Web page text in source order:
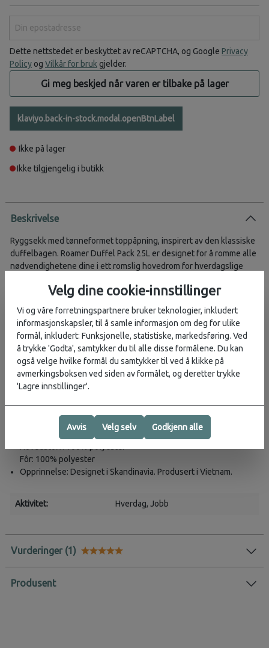
Dette nettstedet er beskyttet av reCAPTCHA, og Google Privacy
Policy og Vilkår for bruk gjelder.
Gi meg beskjed når varen er tilbake på lager
klaviyo.back-in-stock.modal.openBtnLabel
Ikke på lager
Ikke tilgjengelig i butikk
Beskrivelse
Ryggsekk med tønneformet toppåpning, inspirert av den klassiske
duffelbagen. Roamer Duffel Pack 25L er designet for å romme alle
nødvendighetene dine i ett romslig hovedrom for hverdagslige
Tønnekonstruksjon med toppåpning
Kompakt og lett for daglig bruk
Stor intern nettinglomme i lokket
Kompatibel med Hook-Up System™
Ergonomiske skulder- og bryststropper
Spesifikasjoner
Dimensjoner: 11 x 23 x 42 cm (H x B x D)
Fôr: 100% polyester
Opprinnelse: Designet i Skandinavia. Produsert i Vietnam.
Aktivitet: Hverdag, Jobb
Vurderinger
Produsent
Velg dine cookie-innstillinger
Vi og våre forretningspartnere bruker teknologier, inkludert
informasjonskapsler, til å samle informasjon om deg for ulike
formål, inkludert: Funksjonelle, statistiske, markedsføring. Ved
å trykke 'Godta', samtykker du til alle disse formålene. Du kan
også velge hvilke formål du samtykker til ved å klikke på
avmerkingsboksen ved siden av formålet, og deretter trykke
'Lagre innstillinger'.
Avvis Velg selv Godkjenn alle